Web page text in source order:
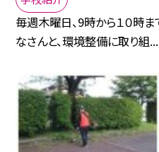
毎週木曜日、9時から１０時
なさんと、環境整備に取り組...